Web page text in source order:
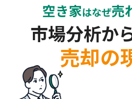
空き家はなぜ売
市場分析か
売却の